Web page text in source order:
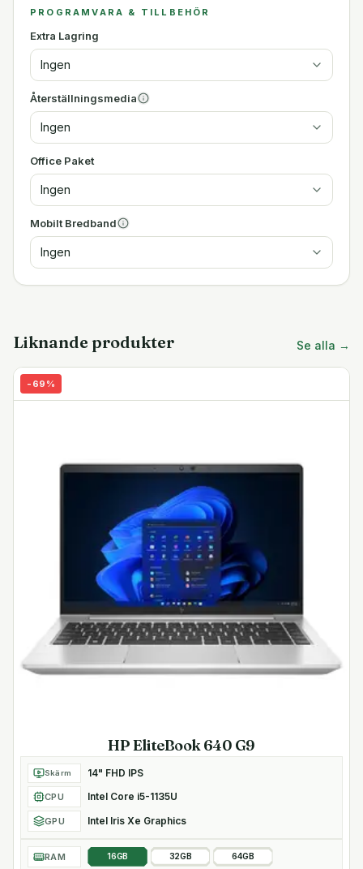
PROGRAMVARA & TILLBEHÖR
Extra Lagring
Ingen
Återställningsmedia
Ingen
Office Paket
Ingen
Mobilt Bredband
Ingen
Liknande produkter Se alla →
- 69 %
HP EliteBook 640 G9
Skärm 14" FHD IPS
CPU Intel Core i5-1135U
GPU Intel Iris Xe Graphics
RAM 16GB 32GB 64GB